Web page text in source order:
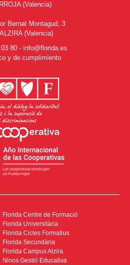
(Valencia)
Bernat Montagud, 3
(Valencia)
80 - info@florida.es
y de cumplimiento
Florida Centre de Formació
Florida Universitària
Florida Cicles Formatius
Florida Secundària
Florida Campus Alzira
Ninos Gestió Educativa